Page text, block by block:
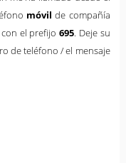
móvil de compañía
con el prefijo695. Deje su
de teléfono / el mensaje